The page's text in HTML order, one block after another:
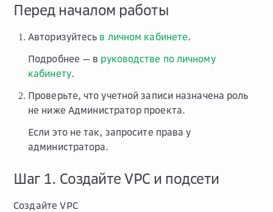
Перед началом работы
Авторизуйтесь в личном кабинете.
Подробнее — в руководстве по личному
кабинету.
Проверьте, что учетной записи назначена роль
не ниже Администратор проекта.
Если это не так, запросите права у
администратора.
Шаг 1. Создайте VPC и подсети
Создайте VPC